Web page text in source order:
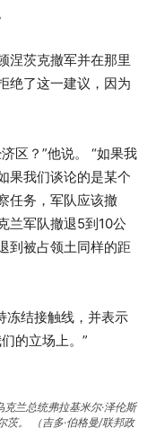
涅茨克撤军并在那里
绝了这一建议，因为
区？”他说。 “如果我
果我们谈论的是某个
任务，军队应该撤
兰军队撤退5到10公
到被占领土同样的距
冻结接触线，并表示
的立场上。”
兰总统弗拉基米尔·泽伦斯
。
（吉多·伯格曼/联邦政